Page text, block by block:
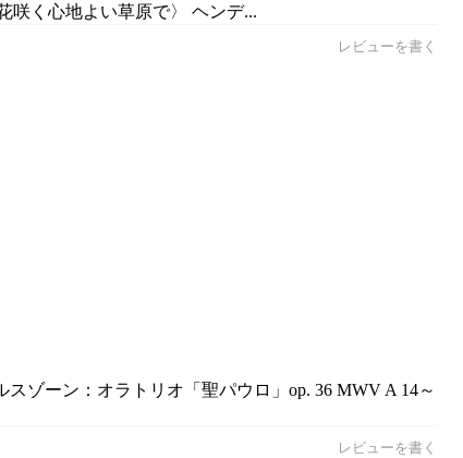
咲く心地よい草原で〉 ヘンデ...
レビューを書く
ゾーン：オラトリオ「聖パウロ」op. 36 MWV A 14～
レビューを書く